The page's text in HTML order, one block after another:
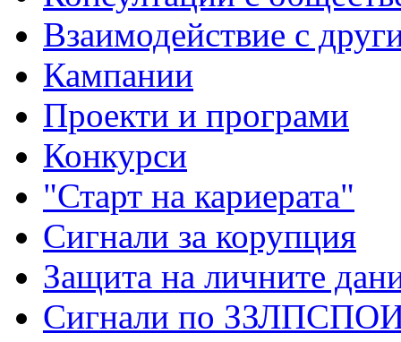
Взаимодействие с
Кампании
Проекти и програми
Конкурси
"Старт на кариерата"
Сигнали за корупция
Защита на личните
Сигнали по